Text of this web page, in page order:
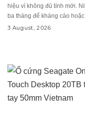
hiệu vì không đủ tính mới.
ba tháng để kháng cáo hoặc
3 August, 2026